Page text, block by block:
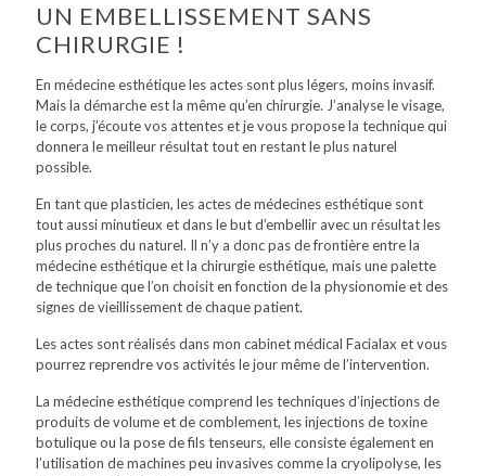
UN EMBELLISSEMENT SANS
CHIRURGIE !
En médecine esthétique les actes sont plus légers, moins invasif.
Mais la démarche est la même qu’en chirurgie. J’analyse le visage,
le corps, j’écoute vos attentes et je vous propose la technique qui
donnera le meilleur résultat tout en restant le plus naturel
possible.
En tant que plasticien, les actes de médecines esthétique sont
tout aussi minutieux et dans le but d’embellir avec un résultat les
plus proches du naturel. Il n’y a donc pas de frontière entre la
médecine esthétique et la chirurgie esthétique, mais une palette
de technique que l’on choisit en fonction de la physionomie et des
signes de vieillissement de chaque patient.
Les actes sont réalisés dans mon cabinet médical Facialax et vous
pourrez reprendre vos activités le jour même de l’intervention.
La médecine esthétique comprend les techniques d’injections de
produits de volume et de comblement, les injections de toxine
botulique ou la pose de fils tenseurs, elle consiste également en
l’utilisation de machines peu invasives comme la cryolipolyse, les